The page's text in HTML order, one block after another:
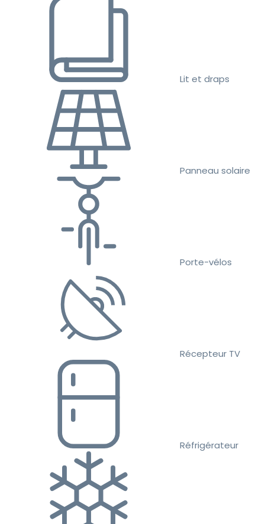
Lit et draps
Panneau solaire
Porte-vélos
Récepteur TV
Réfrigérateur